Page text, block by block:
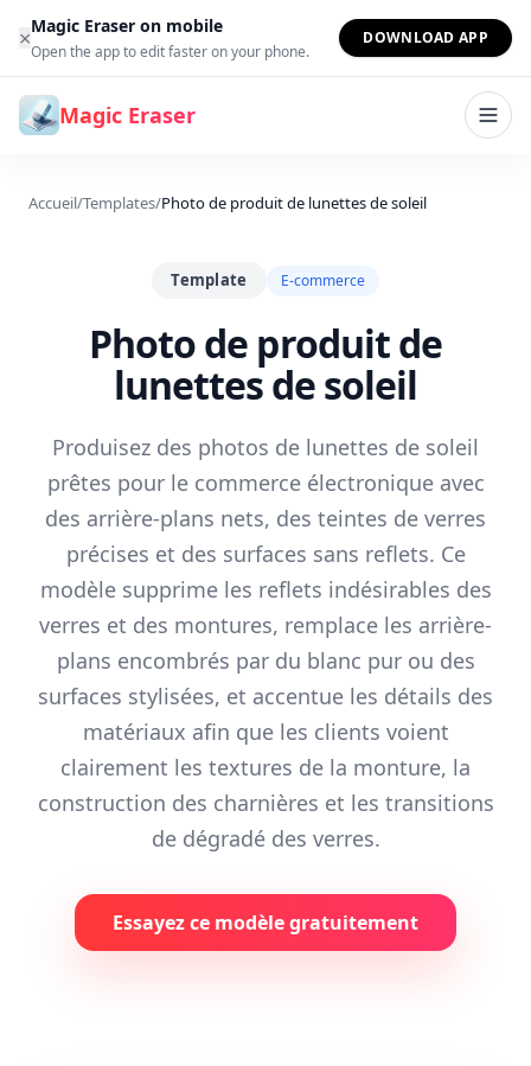
Aller au contenu
×Magic Eraser on mobile
Open the app to edit faster on your phone.
DOWNLOAD APP
Magic Eraser
Accueil/Templates/Photo de produit de lunettes de soleil
Template E-commerce
Photo de produit de
lunettes de soleil
Produisez des photos de lunettes de soleil
prêtes pour le commerce électronique avec
des arrière-plans nets, des teintes de verres
précises et des surfaces sans reflets. Ce
modèle supprime les reflets indésirables des
verres et des montures, remplace les arrière-
plans encombrés par du blanc pur ou des
surfaces stylisées, et accentue les détails des
matériaux afin que les clients voient
clairement les textures de la monture, la
construction des charnières et les transitions
de dégradé des verres.
Essayez ce modèle gratuitement